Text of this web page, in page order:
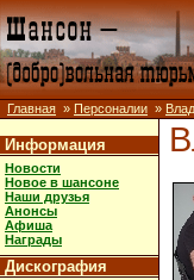
Главная » Персоналии »
Информация
Новости
Новое в шансоне
Наши друзья
Анонсы
Афиша
Награды
Дискография